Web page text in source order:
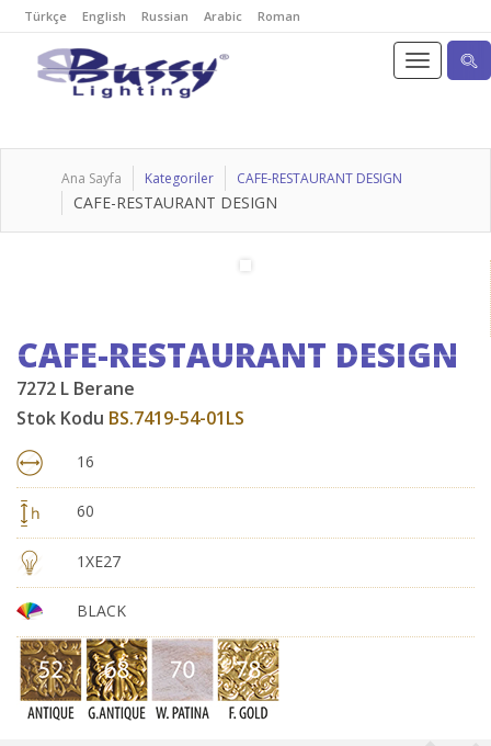
Türkçe English Russian Arabic Roman
Ana Sayfa Kategoriler CAFE-RESTAURANT DESIGN
CAFE-RESTAURANT DESIGN
CAFE-RESTAURANT DESIGN
7272 L Berane
Stok Kodu BS.7419-54-01LS
16
60
1XE27
BLACK